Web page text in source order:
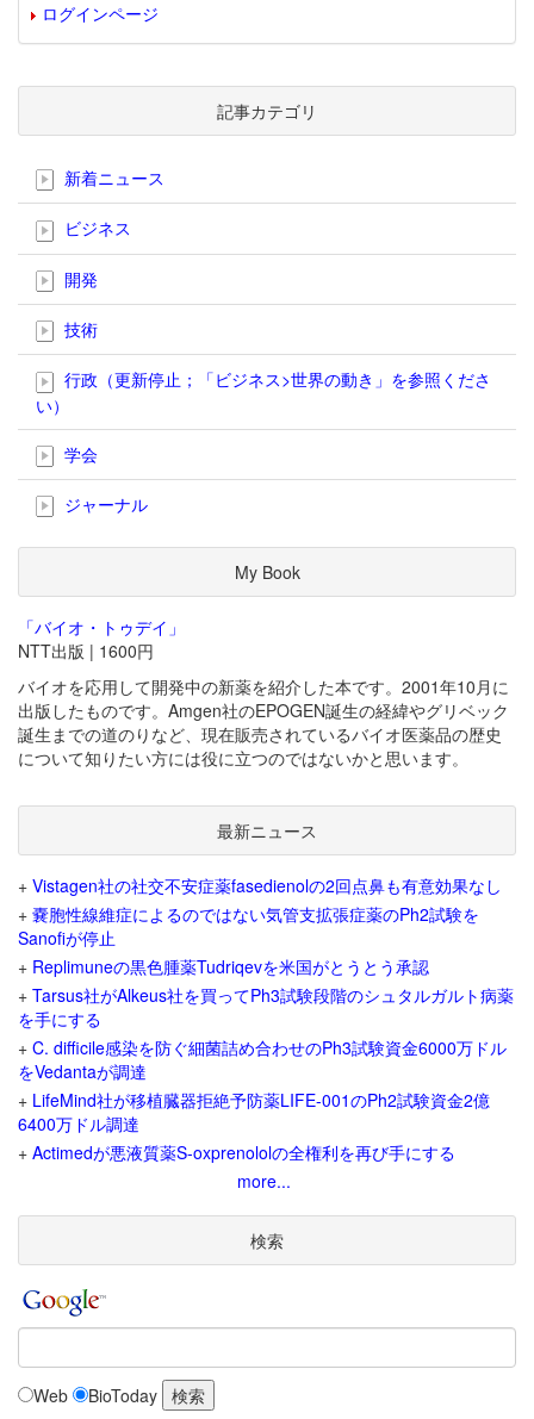
ログインページ
記事カテゴリ
新着ニュース
ビジネス
開発
技術
行政（更新停止；「ビジネス>世界の動き」を参照くださ
い）
学会
ジャーナル
My Book
「バイオ・トゥデイ」
NTT出版 | 1600円
バイオを応用して開発中の新薬を紹介した本です。2001年10月に
出版したものです。Amgen社のEPOGEN誕生の経緯やグリベック
誕生までの道のりなど、現在販売されているバイオ医薬品の歴史
について知りたい方には役に立つのではないかと思います。
最新ニュース
+ Vistagen社の社交不安症薬fasedienolの2回点鼻も有意効果なし
+ 嚢胞性線維症によるのではない気管支拡張症薬のPh2試験を
Sanofiが停止
+ Replimuneの黒色腫薬Tudriqevを米国がとうとう承認
+ Tarsus社がAlkeus社を買ってPh3試験段階のシュタルガルト病薬
を手にする
+ C. difficile感染を防ぐ細菌詰め合わせのPh3試験資金6000万ドル
をVedantaが調達
+ LifeMind社が移植臓器拒絶予防薬LIFE-001のPh2試験資金2億
6400万ドル調達
+ Actimedが悪液質薬S-oxprenololの全権利を再び手にする
more...
検索
Web BioToday